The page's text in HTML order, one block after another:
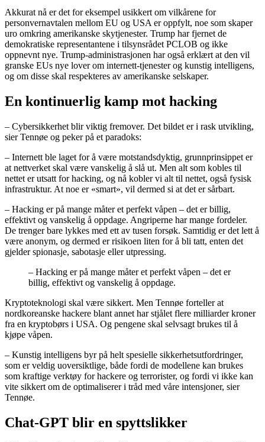
Akkurat nå er det for eksempel usikkert om vilkårene for
personvernavtalen mellom EU og USA er oppfylt, noe som skaper
uro omkring amerikanske skytjenester. Trump har fjernet de
demokratiske representantene i tilsynsrådet PCLOB og ikke
oppnevnt nye. Trump-administrasjonen har også erklært at den vil
granske EUs nye lover om internett-tjenester og kunstig intelligens,
og om disse skal respekteres av amerikanske selskaper.
En kontinuerlig kamp mot hacking
– Cybersikkerhet blir viktig fremover. Det bildet er i rask utvikling,
sier Tennøe og peker på et paradoks:
– Internett ble laget for å være motstandsdyktig, grunnprinsippet er
at nettverket skal være vanskelig å slå ut. Men alt som kobles til
nettet er utsatt for hacking, og nå kobler vi alt til nettet, også fysisk
infrastruktur. At noe er «smart», vil dermed si at det er sårbart.
– Hacking er på mange måter et perfekt våpen – det er billig,
effektivt og vanskelig å oppdage. Angriperne har mange fordeler.
De trenger bare lykkes med ett av tusen forsøk. Samtidig er det lett å
være anonym, og dermed er risikoen liten for å bli tatt, enten det
gjelder spionasje, sabotasje eller utpressing.
– Hacking er på mange måter et perfekt våpen – det er
billig, effektivt og vanskelig å oppdage.
Kryptoteknologi skal være sikkert. Men Tennøe forteller at
nordkoreanske hackere blant annet har stjålet flere milliarder kroner
fra en kryptobørs i USA. Og pengene skal selvsagt brukes til å
kjøpe våpen.
– Kunstig intelligens byr på helt spesielle sikkerhetsutfordringer,
som er veldig uoversiktlige, både fordi de modellene kan brukes
som kraftige verktøy for hackere og terrorister, og fordi vi ikke kan
vite sikkert om de optimaliserer i tråd med våre intensjoner, sier
Tennøe.
Chat-GPT blir en spyttslikker